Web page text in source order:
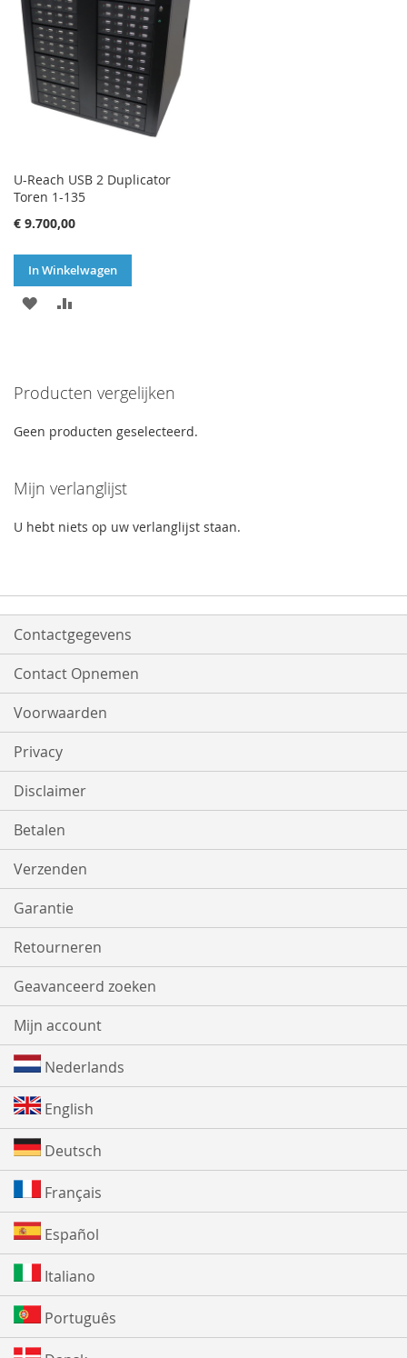
VERLANGLIJST
VERGELIJKEN
U-Reach USB 2 Duplicator
Toren 1-135
€ 9.700,00
In Winkelwagen
VOEG
VERLANGLIJST
VERGELIJKEN
Producten vergelijken
Geen producten geselecteerd.
Mijn verlanglijst
U hebt niets op uw verlanglijst staan.
Contactgegevens
Contact Opnemen
Voorwaarden
Privacy
Disclaimer
Betalen
Verzenden
Garantie
Retourneren
Geavanceerd zoeken
Mijn account
Nederlands
English
Deutsch
Français
Español
Italiano
Português